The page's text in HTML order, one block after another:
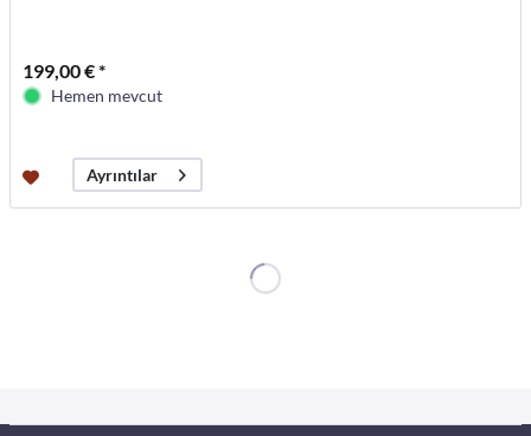
199,00 € *
Hemen mevcut
Ayrıntılar